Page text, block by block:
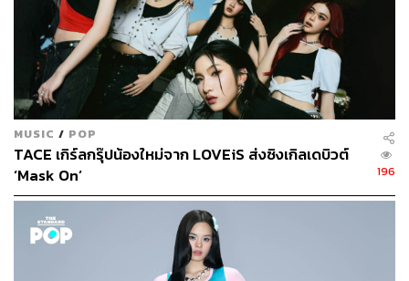
MUSIC / POP
TACE เกิร์ลกรุ๊ปน้องใหม่จาก LOVEiS ส่งซิงเกิลเดบิวต์
‘Mask On’
196